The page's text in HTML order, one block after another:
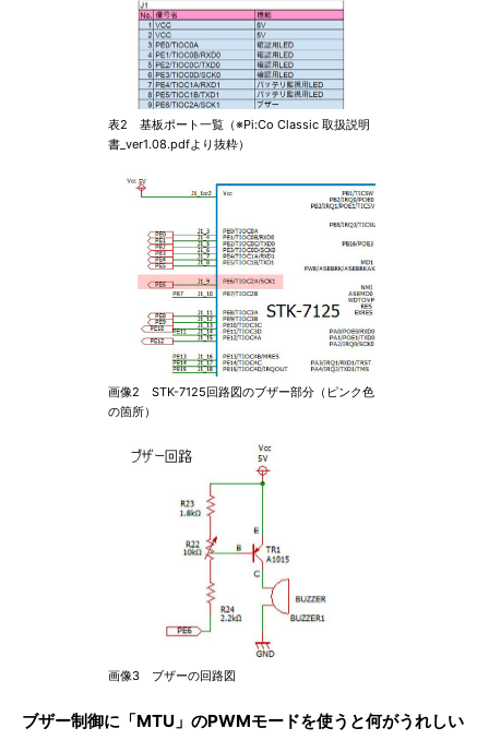
表2 基板ポート一覧（※Pi:Co Classic 取扱説明
書_ver1.08.pdfより抜粋）
画像2 STK-7125回路図のブザー部分（ピンク色
の箇所）
画像3 ブザーの回路図
ブザー制御に「MTU」のPWMモードを使うと何がうれしい